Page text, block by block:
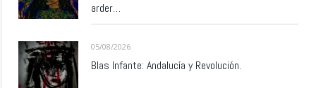
arder…
05/08/2026
Blas Infante: Andalucía y Revolución.